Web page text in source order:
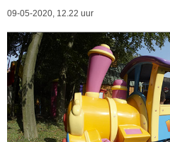
09-05-2020, 12.22 uur